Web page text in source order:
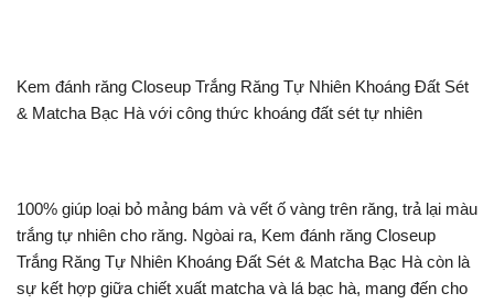
Kem đánh răng Closeup Trắng Răng Tự Nhiên Khoáng Đất Sét
& Matcha Bạc Hà với công thức khoáng đất sét tự nhiên
100% giúp loại bỏ mảng bám và vết ố vàng trên răng, trả lại màu
trắng tự nhiên cho răng. Ngòai ra, Kem đánh răng Closeup
Trắng Răng Tự Nhiên Khoáng Đất Sét & Matcha Bạc Hà còn là
sự kết hợp giữa chiết xuất matcha và lá bạc hà, mang đến cho